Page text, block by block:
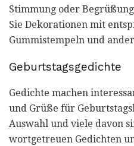
Stimmung oder
Sie Dekorationen mit
Gummistempeln und
Geburtstagsgedichte
Gedichte machen
und Grüße für
Auswahl und viele davon
wortgetreuen Gedichten